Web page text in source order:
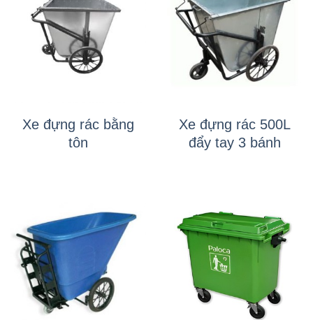
Xe đựng rác bằng
tôn
Xe đựng rác 500L
đẩy tay 3 bánh